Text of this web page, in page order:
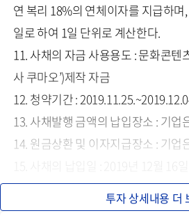
연 복리 18%의 연체이자를 지급하
일로 하여 1일 단위로 계산한다.
11. 사채의 자금 사용용도 : 문화콘텐
사 쿠마오’)제작 자금
12. 청약기간 :
13. 사채발행 금액의 납입장소 : 기업
14. 원금상환 및 이자지급장소 : 기업
16. 사채의 발행일 : 2019년 12월 16일
17. 사채의 만기일 : 2029년 12월 16일
투자 상세내용 더